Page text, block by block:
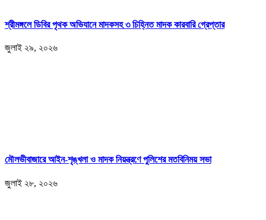
শ্রীমঙ্গলে ডিবির পৃথক অভিযানে মাদকসহ ৩ চিহ্নিত মাদক কারবারি গ্রেপ্তার
জুলাই ২৯, ২০২৬
মৌলভীবাজারে আইন-শৃঙ্খলা ও মাদক নিয়ন্ত্রণে পুলিশের মতবিনিময় সভা
জুলাই ২৮, ২০২৬